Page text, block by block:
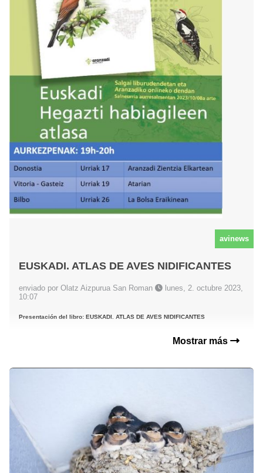
avinews
EUSKADI. ATLAS DE AVES NIDIFICANTES
enviado por Olatz Aizpurua San Roman
lunes, 2. octubre 2023,
10:07
Presentación del libro: EUSKADI. ATLAS DE AVES NIDIFICANTES
Mostrar más